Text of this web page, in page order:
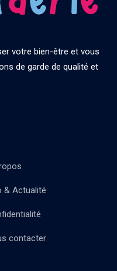
votre bien-être et vous
de garde de qualité et
& Actualité
contacter